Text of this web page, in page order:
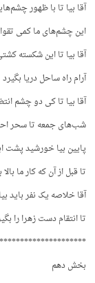
آقا بیا تا با ظهور
این چشم‌های ما کمی
آقا بیا تا این شکسته
آرام راه ساحل دریا بگیرد
آقا بیا تا کی دو چشم
شب‌های جمعه تا سحر
پایین بیا خورشید پشت
تا قبل از آن که کار ما
آقا خلاصه یک نفر باید
تا انتقام دست زهرا را
بخش دهم